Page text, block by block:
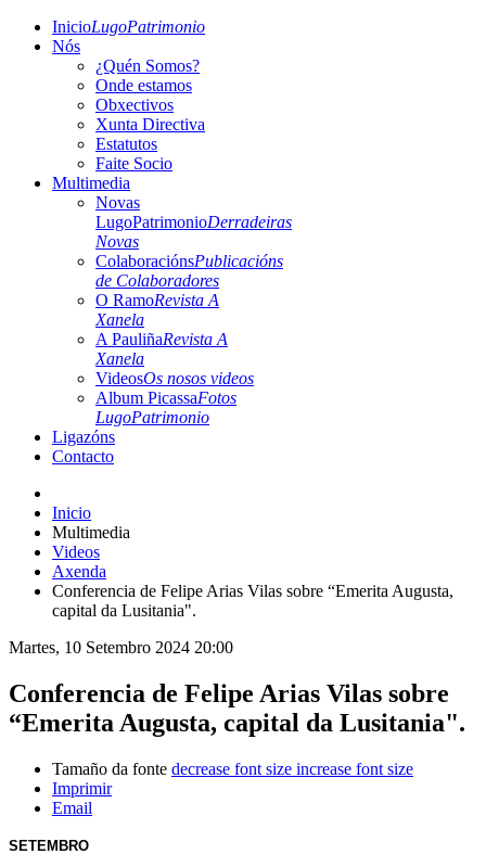
InicioLugoPatrimonio
Nós
¿Quén Somos?
Onde estamos
Obxectivos
Xunta Directiva
Estatutos
Faite Socio
Multimedia
Novas
LugoPatrimonioDerradeiras
Novas
ColaboraciónsPublicacións
de Colaboradores
O RamoRevista A
Xanela
A PauliñaRevista A
Xanela
VideosOs nosos videos
Album PicassaFotos
LugoPatrimonio
Ligazóns
Contacto
Inicio
Multimedia
Videos
Axenda
Conferencia de Felipe Arias Vilas sobre “Emerita Augusta,
capital da Lusitania".
Martes, 10 Setembro 2024 20:00
Conferencia de Felipe Arias Vilas sobre
“Emerita Augusta, capital da Lusitania".
Tamaño da fonte decrease font size increase font size
Imprimir
Email
SETEMBRO